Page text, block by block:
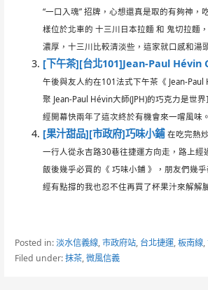
“一口入魂” 招牌，心想還真是取的有夠神，
樣位於北車的 十三川日本拉麵 和 鬼切拉麵
濃厚，十三川比較清淡些，這家就口感和湯
[下午茶][台北101]Jean-Paul
午後與友人約在101法式下午茶《 Jean-
聚 Jean-Paul Hévin大師(JPH)的巧克力是世
經開幕快兩年了這次終於有機會來一嚐風味
[果汁甜品][市政府]巧味小鋪 在吃完熱
一行人從永吉路30巷往捷運方向走，路上經
飯後幾乎必買的《 巧味小鋪 》，朋友們幾
經有點撐的我也忍不住再買了杯果汁來解解
Posted in:淡水信義線,市政府站, 台北捷運,板南線,
Filed under:抹茶,微風信義